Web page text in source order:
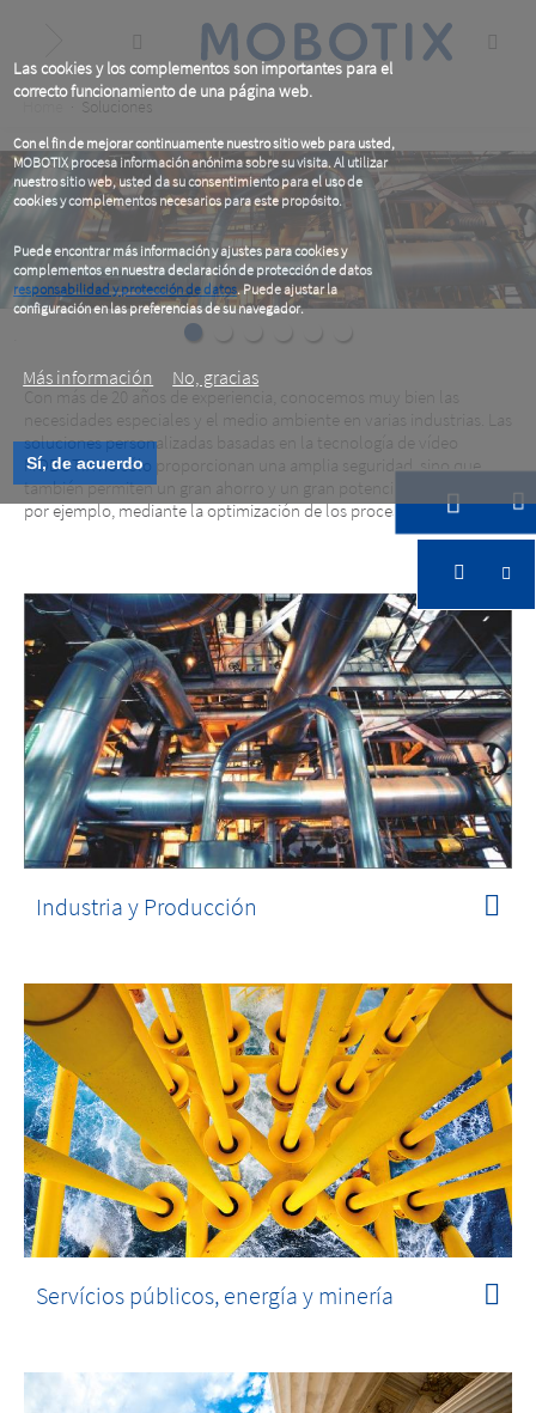
Las cookies y los complementos son importantes para el
correcto funcionamiento de una página web.
Con el fin de mejorar continuamente nuestro sitio web para usted,
MOBOTIX procesa información anónima sobre su visita. Al utilizar
nuestro sitio web, usted da su consentimiento para el uso de
cookies y complementos necesarios para este propósito.
Puede encontrar más información y ajustes para cookies y
complementos en nuestra declaración de protección de datos
responsabilidad y protección de datos. Puede ajustar la
configuración en las preferencias de su navegador.
Más información
No, gracias
Sí, de acuerdo
content
Breadcrumb
Soluciones
Industria y Producción
La tecnología de vídeo inteligente protege su
empresa y mejora los procesos
La tecnología de vídeo inteligente protege su
empresa y mejora los procesos
Con más de 20 años de experiencia, conocemos muy bien las
necesidades especiales y el medio ambiente en varias industrias. Las
soluciones personalizadas basadas en la tecnología de vídeo
MOBOTIX no sólo proporcionan una amplia seguridad, sino que
también permiten un gran ahorro y un gran potencial de beneficios,
por ejemplo, mediante la optimización de los procesos.
Industria y Producción
Servícios públicos, energía y minería